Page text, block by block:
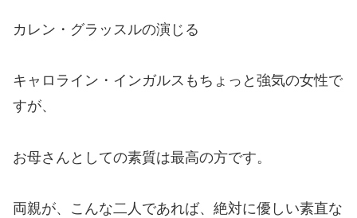
カレン・グラッスルの演じる
キャロライン・インガルスもちょっと強気の女性で
すが、
お母さんとしての素質は最高の方です。
両親が、こんな二人であれば、絶対に優しい素直な